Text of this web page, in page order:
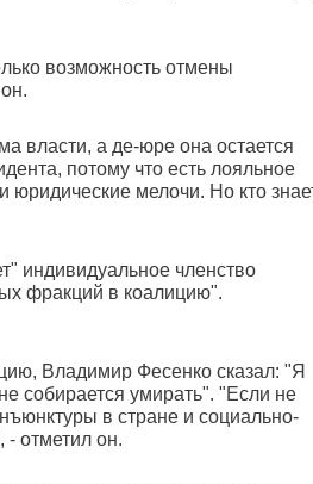
возможность отмены
власти, а де-юре она остается
потому что есть лояльное
юридические мелочи. Но кто
индивидуальное членство
фракций в коалицию".
Владимир Фесенко сказал: "Я
собирается умирать". "Если не
в стране и социально-
- отметил он.